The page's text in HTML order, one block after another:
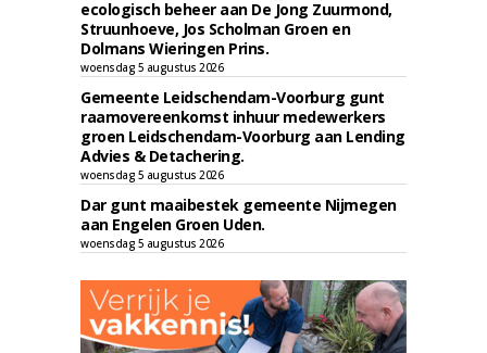
ecologisch beheer aan De Jong Zuurmond,
Struunhoeve, Jos Scholman Groen en
Dolmans Wieringen Prins.
woensdag 5 augustus 2026
Gemeente Leidschendam-Voorburg gunt
raamovereenkomst inhuur medewerkers
groen Leidschendam-Voorburg aan Lending
Advies & Detachering.
woensdag 5 augustus 2026
Dar gunt maaibestek gemeente Nijmegen
aan Engelen Groen Uden.
woensdag 5 augustus 2026